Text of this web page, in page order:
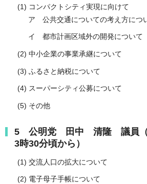
(1) コンパクトシティ実現に向けて
ア 公共交通についての考え方につ
イ 都市計画区域外の開発について
(2) 中小企業の事業承継について
(3) ふるさと納税について
(4) スーパーシティ公募について
(5) その他
5 公明党 田中 清隆 議員（
3時30分頃から）
(1) 交流人口の拡大について
(2) 電子母子手帳について